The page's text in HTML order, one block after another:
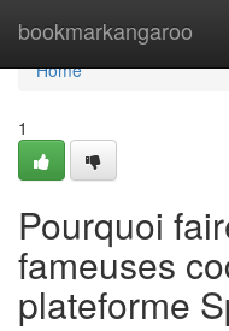
bookmarkangaroo
Home
Home
1
Pourquoi
fameuses
plateforme